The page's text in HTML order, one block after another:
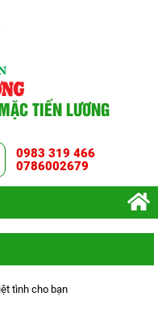
TIẾN LƯƠNG
0983 319 466
0786002679
tình cho bạn